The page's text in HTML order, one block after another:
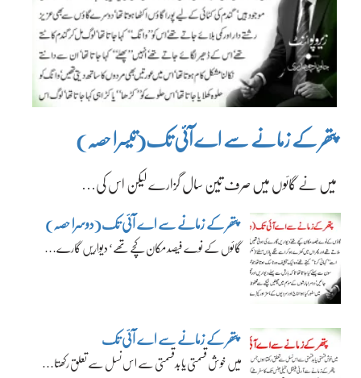
پتھر کے زمانے سے اے آئی تک(تیسرا حصہ)
میں نے گائوں میں صرف تین سال گزارے لیکن اس کی…
پتھر کے زمانے سے اے آئی تک(دوسرا حصہ)
گائوں کے نوے فیصد مکان کچے تھے‘ دیواریں گارے…
پتھر کے زمانے سے اے آئی تک
میں خوش قسمتی یا بدقسمتی سے اس نسل سے تعلق رکھتا…